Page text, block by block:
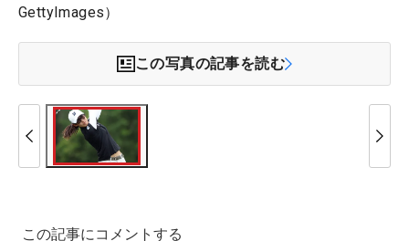
GettyImages）
この写真の記事を読む